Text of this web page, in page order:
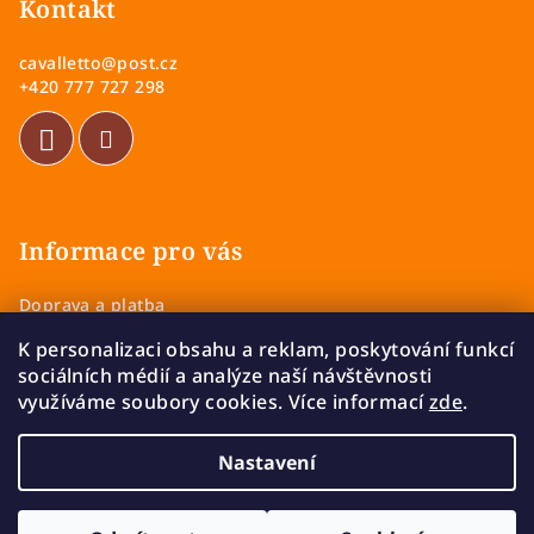
K personalizaci obsahu a reklam, poskytování funkcí
sociálních médií a analýze naší návštěvnosti
využíváme soubory cookies. Více informacízde.
Nastavení
Kontakt
cavalletto@post.cz
+420 777 727 298
Informace pro vás
Doprava a platba
Zásady ochrany osobních údajů
Vrácení a výměna zboží
Upravit nastavení cookies